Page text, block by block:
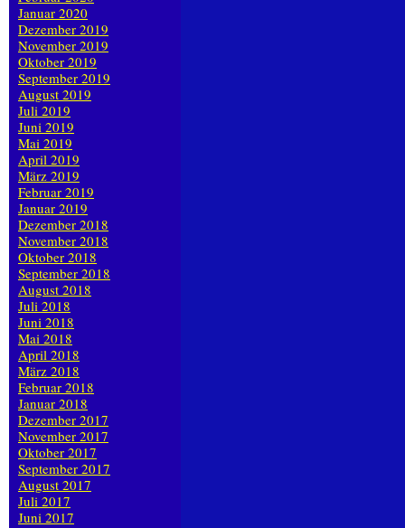
Januar 2020
Dezember 2019
November 2019
Oktober 2019
September 2019
August 2019
Juli 2019
Juni 2019
Mai 2019
April 2019
März 2019
Februar 2019
Januar 2019
Dezember 2018
November 2018
Oktober 2018
September 2018
August 2018
Juli 2018
Juni 2018
Mai 2018
April 2018
März 2018
Februar 2018
Januar 2018
Dezember 2017
November 2017
Oktober 2017
September 2017
August 2017
Juli 2017
Juni 2017